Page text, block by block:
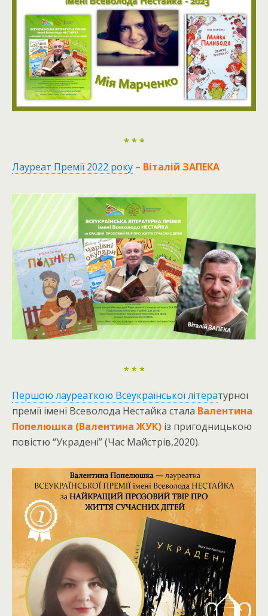
* * *
Лауреат Премії 2022 року – Віталій ЗАПЕКА
* * *
Першою лауреаткою Всеукраїнської літературної
премії імені Всеволода Нестайка стала Валентина
Попелюшка (Валентина ЖУК) із пригодницькою
повістю “Украдені” (Час Майстрів,2020).